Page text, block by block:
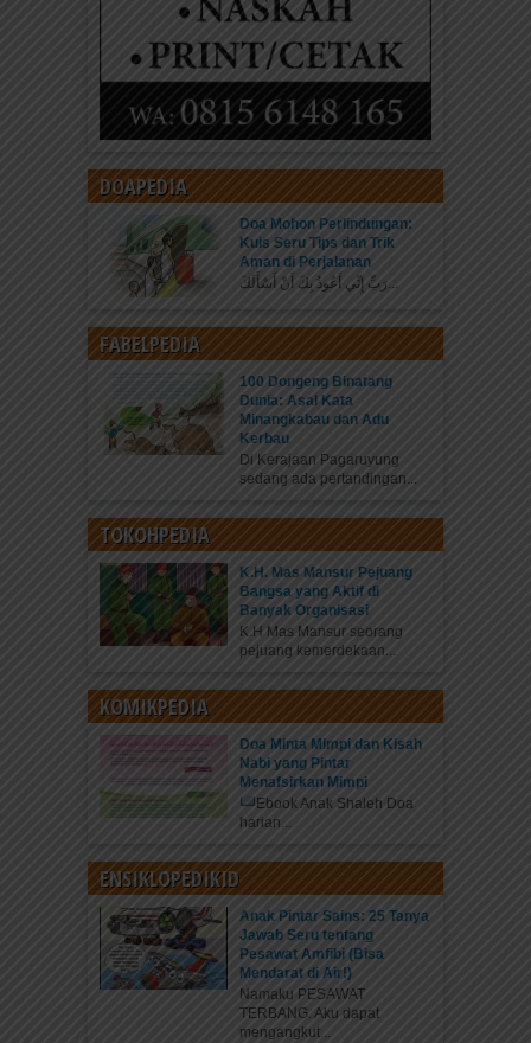
DOAPEDIA
Doa Mohon Perlindungan:
Kuis Seru Tips dan Trik
Aman di Perjalanan
رَبِّ إِنِّي أَعُوذُ بِكَ أَنْ أَسْأَلَكَ...
FABELPEDIA
100 Dongeng Binatang
Dunia: Asal Kata
Minangkabau dan Adu
Kerbau
Di Kerajaan Pagaruyung
sedang ada pertandingan...
TOKOHPEDIA
K.H. Mas Mansur Pejuang
Bangsa yang Aktif di
Banyak Organisasi
K.H Mas Mansur seorang
pejuang kemerdekaan...
KOMIKPEDIA
Doa Minta Mimpi dan Kisah
Nabi yang Pintar
Menafsirkan Mimpi
Ebook Anak Shaleh Doa
harian...
ENSIKLOPEDIKID
Anak Pintar Sains: 25 Tanya
Jawab Seru tentang
Pesawat Amfibi (Bisa
Mendarat di Air!)
Namaku PESAWAT
TERBANG. Aku dapat
mengangkut...